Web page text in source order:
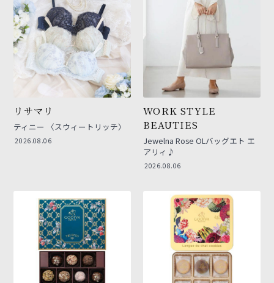
リサマリ
ティニー 〈スウィートリッチ〉
2026.08.06
WORK STYLE
BEAUTIES
Jewelna Rose OLバッグエト エ
アリィ♪
2026.08.06